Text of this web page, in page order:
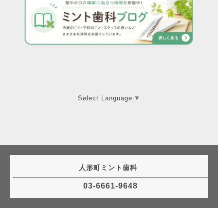
Select Language ▼
人形町ミント歯科
03-6661-9648